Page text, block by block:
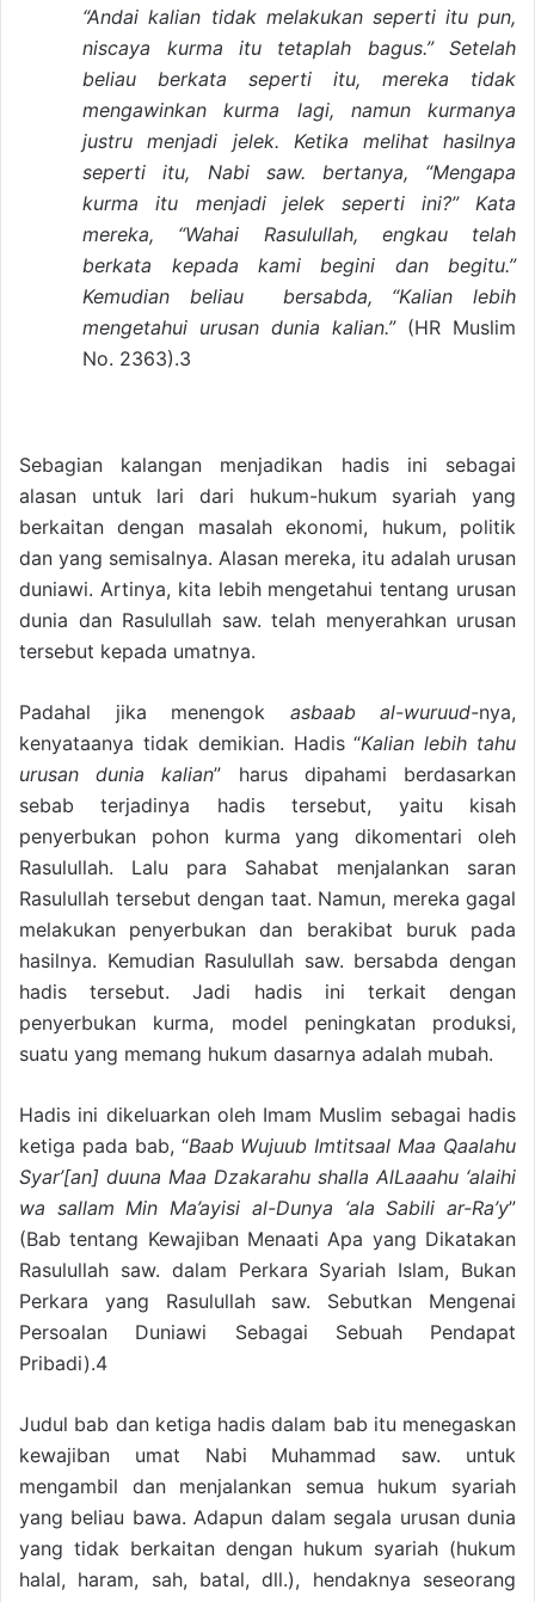
“Andai kalian tidak melakukan seperti itu pun,
niscaya kurma itu tetaplah bagus.” Setelah
beliau berkata seperti itu, mereka tidak
mengawinkan kurma lagi, namun kurmanya
justru menjadi jelek. Ketika melihat hasilnya
seperti itu, Nabi saw. bertanya, “Mengapa
kurma itu menjadi jelek seperti ini?” Kata
mereka, “Wahai Rasulullah, engkau telah
berkata kepada kami begini dan begitu.”
Kemudian beliau bersabda, “Kalian lebih
mengetahui urusan dunia kalian.”(HR Muslim
No. 2363).3
Sebagian kalangan menjadikan hadis ini sebagai
alasan untuk lari dari hukum-hukum syariah yang
berkaitan dengan masalah ekonomi, hukum, politik
dan yang semisalnya. Alasan mereka, itu adalah urusan
duniawi. Artinya, kita lebih mengetahui tentang urusan
dunia dan Rasulullah saw. telah menyerahkan urusan
tersebut kepada umatnya.
Padahal jika menengok asbaab al-wuruud-nya,
kenyataanya tidak demikian. Hadis “Kalian lebih tahu
urusan dunia kalian” harus dipahami berdasarkan
sebab terjadinya hadis tersebut, yaitu kisah
penyerbukan pohon kurma yang dikomentari oleh
Rasulullah. Lalu para Sahabat menjalankan saran
Rasulullah tersebut dengan taat. Namun, mereka gagal
melakukan penyerbukan dan berakibat buruk pada
hasilnya. Kemudian Rasulullah saw. bersabda dengan
hadis tersebut. Jadi hadis ini terkait dengan
penyerbukan kurma, model peningkatan produksi,
suatu yang memang hukum dasarnya adalah mubah.
Hadis ini dikeluarkan oleh Imam Muslim sebagai hadis
ketiga pada bab, “Baab Wujuub Imtitsaal Maa Qaalahu
Syar’[an] duuna Maa Dzakarahu shalla AlLaaahu ‘alaihi
wa sallam Min Ma’ayisi al-Dunya ‘ala Sabili ar-Ra’y”
(Bab tentang Kewajiban Menaati Apa yang Dikatakan
Rasulullah saw. dalam Perkara Syariah Islam, Bukan
Perkara yang Rasulullah saw. Sebutkan Mengenai
Persoalan Duniawi Sebagai Sebuah Pendapat
Pribadi).4
Judul bab dan ketiga hadis dalam bab itu menegaskan
kewajiban umat Nabi Muhammad saw. untuk
mengambil dan menjalankan semua hukum syariah
yang beliau bawa. Adapun dalam segala urusan dunia
yang tidak berkaitan dengan hukum syariah (hukum
halal, haram, sah, batal, dll.), hendaknya seseorang